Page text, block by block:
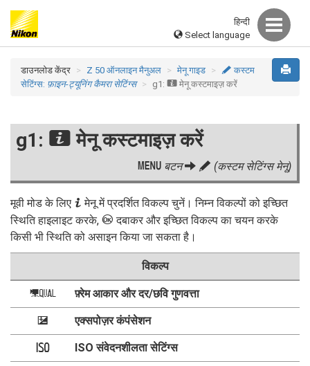
हिन्दी
Select language
डाउनलोड केंद्र Z 50 ऑनलाइन मैनुअल मेनू गाइड A कस्टम
सेटिंग्स: फ़ाइन-ट्यूनिंग कैमरा सेटिंग्स g1: i मेनू कस्टमाइज़ करें
g1: i मेनू कस्टमाइज़ करें
G बटन A (कस्टम सेटिंग्स मेनू)
मूवी मोड के लिए i मेनू में प्रदर्शित विकल्प चुनें। निम्न विकल्पों को इच्छित
स्थिति हाइलाइट करके, J दबाकर और इच्छित विकल्प का चयन करके
किसी भी स्थिति को असाइन किया जा सकता है।
विकल्प
G फ़्रेम आकार और दर/छवि गुणवत्ता
E एक्सपोज़र कंपंसेशन
9 ISO संवेदनशीलता सेटिंग्स